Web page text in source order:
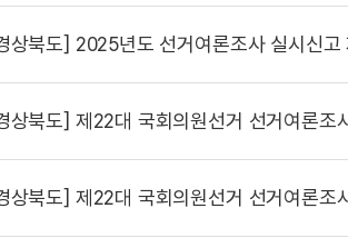
상북도] 2025년도 선거여론조사 실시신
상북도] 제22대 국회의원선거 선거여론조
상북도] 제22대 국회의원선거 선거여론조사모니터